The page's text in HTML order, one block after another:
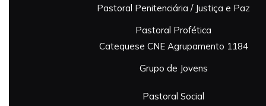
Pastoral Penitenciária / Justiça e Paz
Pastoral Profética
Catequese CNE Agrupamento 1184
Grupo de Jovens
Pastoral Social